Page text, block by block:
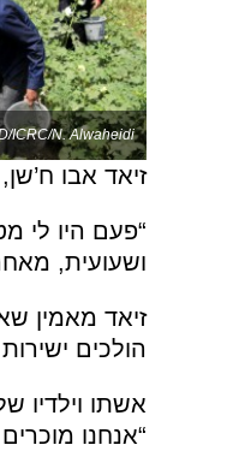
ICRC/N. Alwaheidi
זיאד אבו ח’שן, בן 45 מאזור אל-קרארה, נשוי ומשפחתו
“פעם היו לי
ושעועית,
הולכים
אשתו וילדיו
“אנחנו